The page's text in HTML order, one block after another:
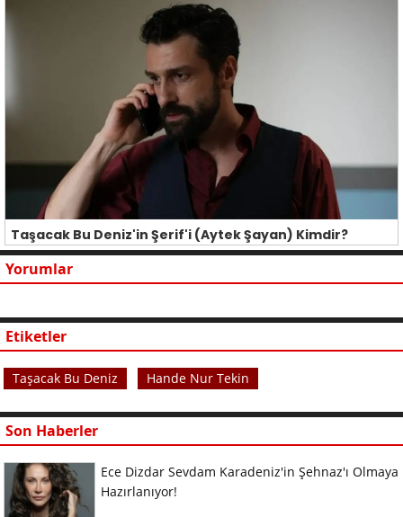
Taşacak Bu Deniz'in Şerif'i (Aytek Şayan) Kimdir?
Yorumlar
Etiketler
Taşacak Bu Deniz Hande Nur Tekin
Son Haberler
Ece Dizdar Sevdam Karadeniz'in Şehnaz'ı Olmaya
Hazırlanıyor!